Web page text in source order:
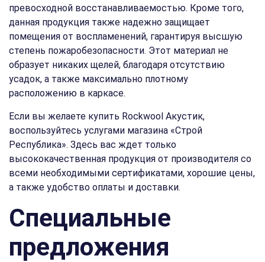
превосходной восстанавливаемостью. Кроме того,
данная продукция также надежно защищает
помещения от воспламенений, гарантируя высшую
степень пожаробезопасности. Этот материал не
образует никаких щелей, благодаря отсутствию
усадок, а также максимально плотному
расположению в каркасе.
Если вы желаете купить Rockwool Акустик,
воспользуйтесь услугами магазина «Строй
Республика». Здесь вас ждет только
высококачественная продукция от производителя со
всеми необходимыми сертификатами, хорошие цены,
а также удобство оплаты и доставки.
Специальные
предложения